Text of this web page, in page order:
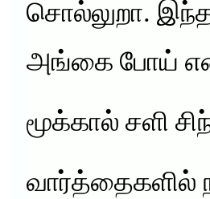
சொல்லுறா.
அங்கை போய்
மூக்கால் சளி
வார்த்தைகளில்